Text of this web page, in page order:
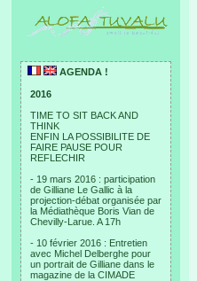
AGENDA !
2016
TIME TO SIT BACK AND
THINK
ENFIN LA POSSIBILITE DE
FAIRE PAUSE POUR
REFLECHIR
- 19 mars 2016 : participation
de Gilliane Le Gallic à la
projection-débat organisée par
la Médiathèque Boris Vian de
Chevilly-Larue. A 17h
- 10 février 2016 : Entretien
avec Michel Delberghe pour
un portrait de Gilliane dans le
magazine de la CIMADE